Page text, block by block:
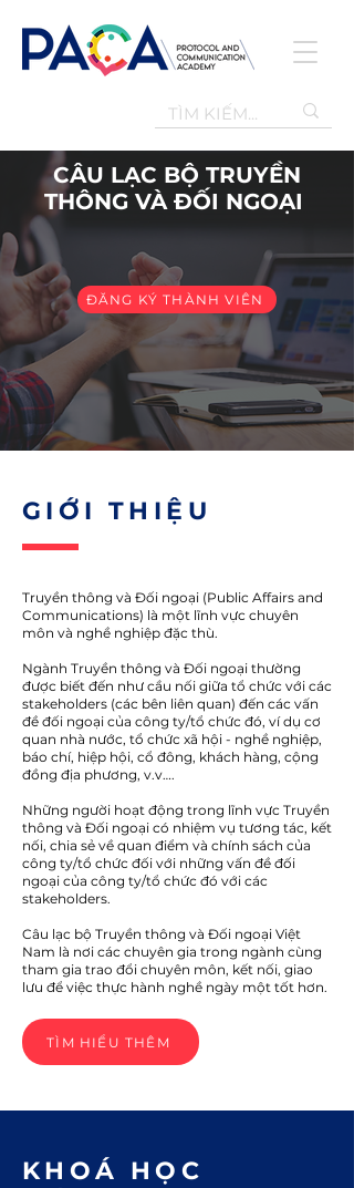
CÂU LẠC BỘ TRUYỀN
THÔNG VÀ ĐỐI NGOẠI
ĐĂNG KÝ THÀNH VIÊN
​GIỚI THIỆU
Truyền thông và Đối ngoại (Public Affairs and
Communications) là một lĩnh vực chuyên
môn và nghề nghiệp đặc thù.
Ngành Truyền thông và Đối ngoại thường
được biết đến như cầu nối giữa tổ chức với các
stakeholders (các bên liên quan) đến các vấn
đề đối ngoại của công ty/tổ chức đó, ví dụ cơ
quan nhà nước, tổ chức xã hội - nghề nghiệp,
báo chí, hiệp hội, cổ đông, khách hàng, cộng
đồng địa phương, v.v….
Những người hoạt động trong lĩnh vực Truyền
thông và Đối ngoại có nhiệm vụ tương tác, kết
nối, chia sẻ về quan điểm và chính sách của
công ty/tổ chức đối với những vấn đề đối
ngoại của công ty/tổ chức đó với các
stakeholders.
Câu lạc bộ Truyền thông và Đối ngoại Việt
Nam là nơi các chuyên gia trong ngành cùng
tham gia trao đổi chuyên môn, kết nối, giao
lưu để việc thực hành nghề ngày một tốt hơn.
TÌM HIỂU THÊM
KHOÁ HỌC